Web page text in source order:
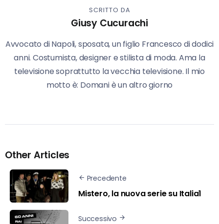
SCRITTO DA
Giusy Cucurachi
Avvocato di Napoli, sposata, un figlio Francesco di dodici
anni. Costumista, designer e stilista di moda. Ama la
televisione soprattutto la vecchia televisione. Il mio
motto è: Domani è un altro giorno
Other Articles
Precedente
Mistero, la nuova serie su Italia1
Successivo